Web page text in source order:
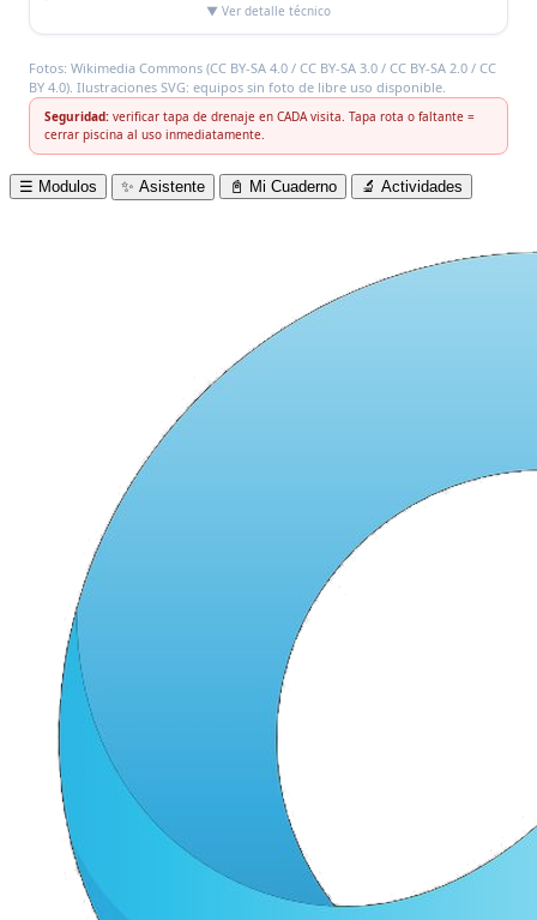
▼ Ver detalle técnico
Fotos: Wikimedia Commons (CC BY-SA 4.0 / CC BY-SA 3.0 / CC BY-SA 2.0 / CC
BY 4.0). Ilustraciones SVG: equipos sin foto de libre uso disponible.
Seguridad: verificar tapa de drenaje en CADA visita. Tapa rota o faltante =
cerrar piscina al uso inmediatamente.
☰ Modulos ✨ Asistente 📓 Mi Cuaderno 🔬 Actividades